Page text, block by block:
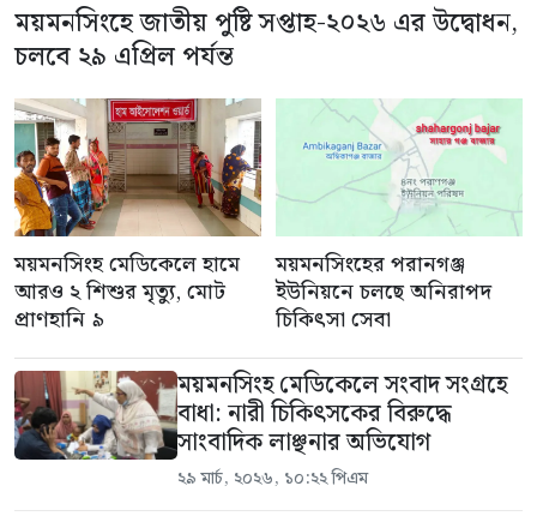
ময়মনসিংহে জাতীয় পুষ্টি সপ্তাহ-২০২৬ এর উদ্বোধন,
চলবে ২৯ এপ্রিল পর্যন্ত
ময়মনসিংহ মেডিকেলে হামে
আরও ২ শিশুর মৃত্যু, মোট
প্রাণহানি ৯
ময়মনসিংহের পরানগঞ্জ
ইউনিয়নে চলছে অনিরাপদ
চিকিৎসা সেবা
ময়মনসিংহ মেডিকেলে সংবাদ সংগ্রহে
বাধা: নারী চিকিৎসকের বিরুদ্ধে
সাংবাদিক লাঞ্ছনার অভিযোগ
২৯ মার্চ, ২০২৬, ১০:২২ পিএম